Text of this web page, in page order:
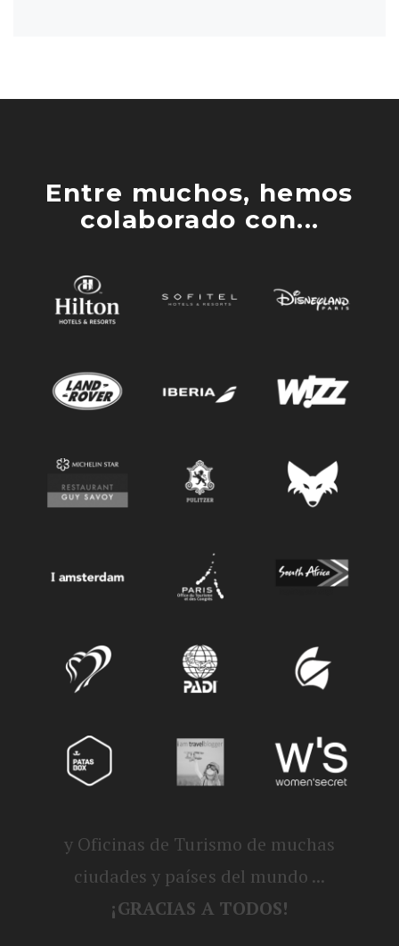
Entre muchos, hemos
colaborado con...
y Oficinas de Turismo de muchas
ciudades y países del mundo ...
¡GRACIAS A TODOS!